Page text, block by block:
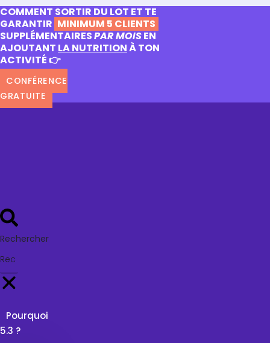
COMMENT SORTIR DU LOT ET TE
GARANTIR MINIMUM 5 CLIENTS
SUPPLÉMENTAIRESPAR MOISEN
AJOUTANT LA NUTRITIONÀ TON
ACTIVITÉ 👉
CONFÉRENCE
GRATUITE
Rechercher
Pourquoi
5.3 ?